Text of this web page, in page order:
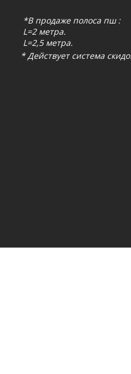
*В продаже полоса пш :
L=2 метра.
L=2,5 метра.
* Действует система